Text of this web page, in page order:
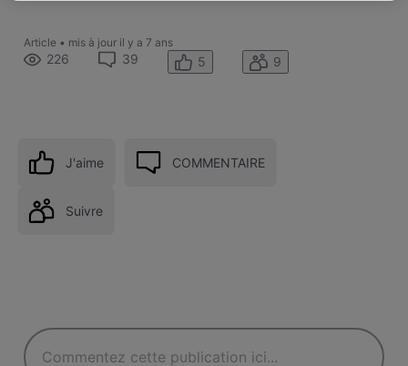
Article • mis à jour il y a 7 ans
226 39 5 9
J'aime COMMENTAIRE
Suivre